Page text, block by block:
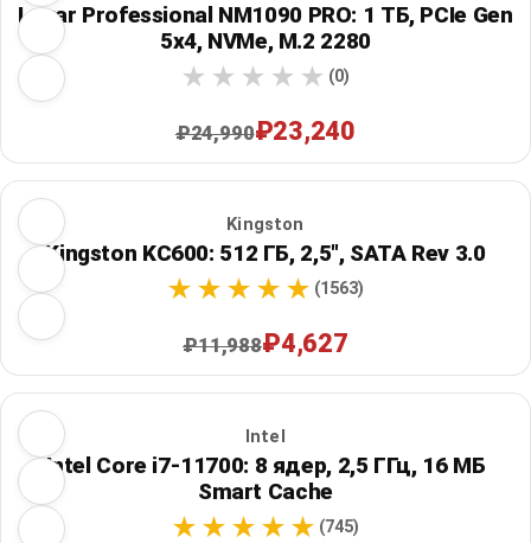
Lexar Professional NM1090 PRO: 1 ТБ, PCIe Gen
5x4, NVMe, M.2 2280
(0)
₽24,990₽23,240
Kingston
Kingston KC600: 512 ГБ, 2,5", SATA Rev 3.0
(1563)
₽11,988₽4,627
Intel
Intel Core i7-11700: 8 ядер, 2,5 ГГц, 16 МБ
Smart Cache
(745)